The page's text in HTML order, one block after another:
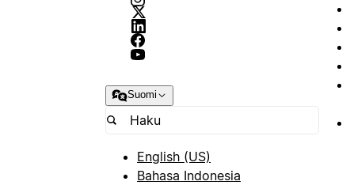
Suomi
English (US)
Bahasa Indonesia